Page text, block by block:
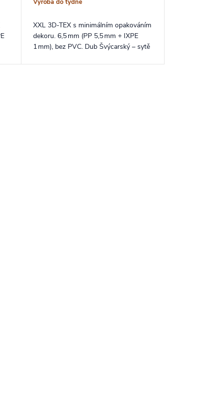
Výroba do týdne
XXL 3D‑TEX s minimálním opakováním
dekoru. 6,5 mm (PP 5,5 mm + IXPE
1 mm), bez PVC. Dub Švýcarský – sytě